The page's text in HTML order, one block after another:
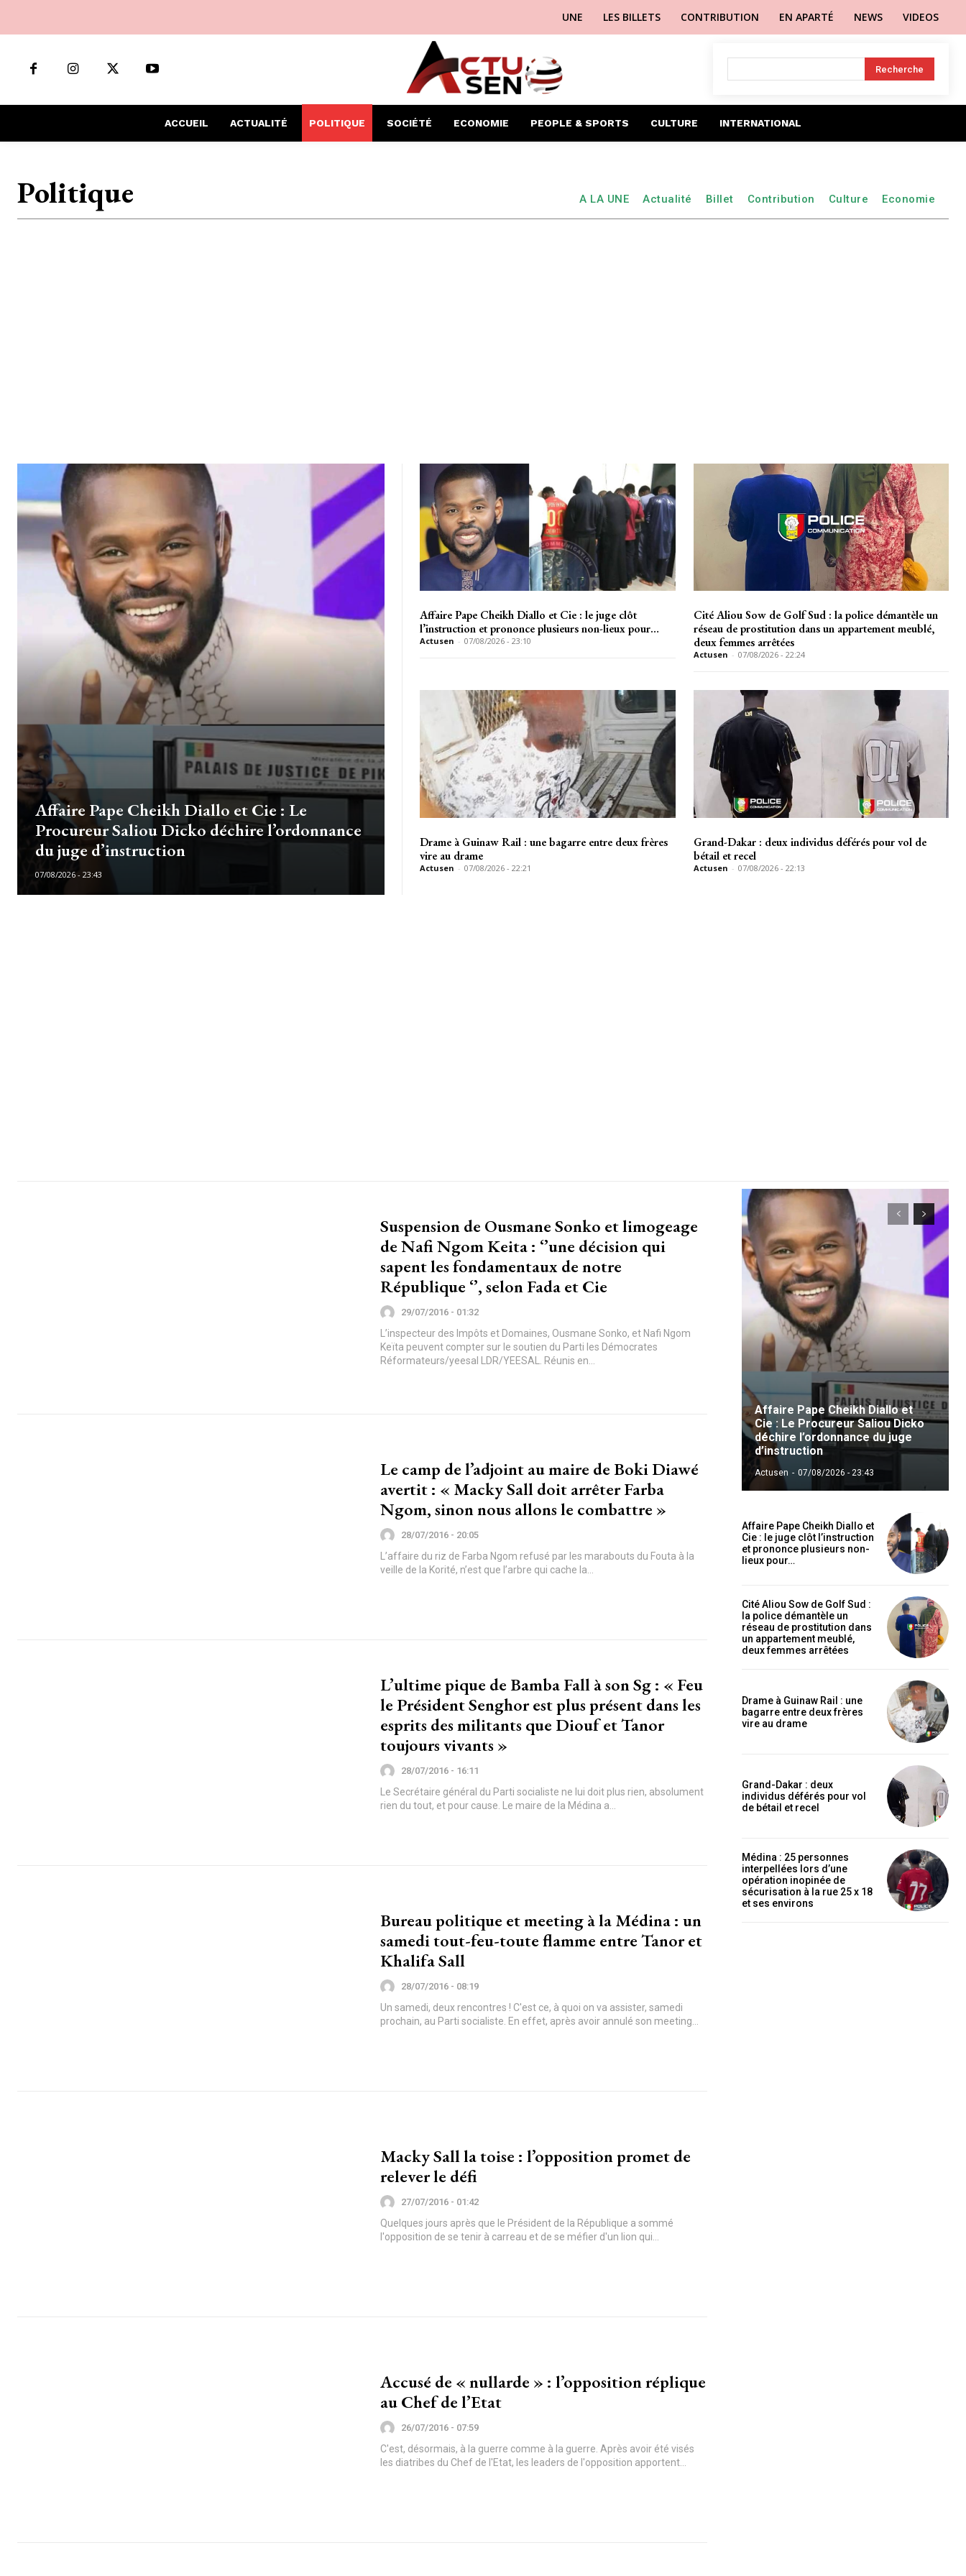
UNE LES BILLETS CONTRIBUTION EN APARTÉ NEWS VIDEOS
Recherche
ACCUEIL ACTUALITÉ POLITIQUE SOCIÉTÉ ECONOMIE PEOPLE & SPORTS CULTURE INTERNATIONAL
Politique A LA UNE Actualité Billet Contribution Culture Economie
Affaire Pape Cheikh Diallo et Cie : Le
Procureur Saliou Dicko déchire l’ordonnance
du juge d’instruction
07/08/2026 - 23:43
Affaire Pape Cheikh Diallo et Cie : le juge clôt
l’instruction et prononce plusieurs non-lieux pour…
Actusen - 07/08/2026 - 23:10
Cité Aliou Sow de Golf Sud : la police démantèle un
réseau de prostitution dans un appartement meublé,
deux femmes arrêtées
Actusen - 07/08/2026 - 22:24
Drame à Guinaw Rail : une bagarre entre deux frères
vire au drame
Actusen - 07/08/2026 - 22:21
Grand-Dakar : deux individus déférés pour vol de
bétail et recel
Actusen - 07/08/2026 - 22:13
Suspension de Ousmane Sonko et limogeage
de Nafi Ngom Keita : ‘’une décision qui
sapent les fondamentaux de notre
République ‘’, selon Fada et Cie
29/07/2016 - 01:32
L’inspecteur des Impôts et Domaines, Ousmane Sonko, et Nafi Ngom
Keïta peuvent compter sur le soutien du Parti les Démocrates
Réformateurs/yeesal LDR/YEESAL. Réunis en...
Le camp de l’adjoint au maire de Boki Diawé
avertit : « Macky Sall doit arrêter Farba
Ngom, sinon nous allons le combattre »
28/07/2016 - 20:05
L’affaire du riz de Farba Ngom refusé par les marabouts du Fouta à la
veille de la Korité, n’est que l’arbre qui cache la...
L’ultime pique de Bamba Fall à son Sg : « Feu
le Président Senghor est plus présent dans les
esprits des militants que Diouf et Tanor
toujours vivants »
28/07/2016 - 16:11
Le Secrétaire général du Parti socialiste ne lui doit plus rien, absolument
rien du tout, et pour cause. Le maire de la Médina a...
Bureau politique et meeting à la Médina : un
samedi tout-feu-toute flamme entre Tanor et
Khalifa Sall
28/07/2016 - 08:19
Un samedi, deux rencontres ! C'est ce, à quoi on va assister, samedi
prochain, au Parti socialiste. En effet, après avoir annulé son meeting...
Macky Sall la toise : l’opposition promet de
relever le défi
27/07/2016 - 01:42
Quelques jours après que le Président de la République a sommé
l'opposition de se tenir à carreau et de se méfier d'un lion qui...
Accusé de « nullarde » : l’opposition réplique
au Chef de l’Etat
26/07/2016 - 07:59
C'est, désormais, à la guerre comme à la guerre. Après avoir été visés
les diatribes du Chef de l'Etat, les leaders de l'opposition apportent...
Affaire Pape Cheikh Diallo et
Cie : Le Procureur Saliou Dicko
déchire l’ordonnance du juge
d’instruction
Actusen - 07/08/2026 - 23:43
Affaire Pape Cheikh Diallo et
Cie : le juge clôt l’instruction
et prononce plusieurs non-
lieux pour…
Cité Aliou Sow de Golf Sud :
la police démantèle un
réseau de prostitution dans
un appartement meublé,
deux femmes arrêtées
Drame à Guinaw Rail : une
bagarre entre deux frères
vire au drame
Grand-Dakar : deux
individus déférés pour vol
de bétail et recel
Médina : 25 personnes
interpellées lors d’une
opération inopinée de
sécurisation à la rue 25 x 18
et ses environs